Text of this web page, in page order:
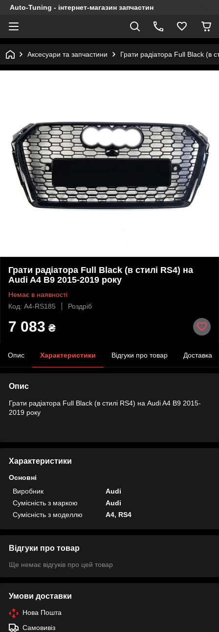
Auto-Tuning - інтернет-магазин запчастин
Аксесуари та запчастини Грати радіатора Full Black (в
Грати радіатора Full Black (в стилі RS4) на
Audi A4 B9 2015-2019 року
Немає в наявності
Код: A4-RS185
Роздріб
7 083 ₴
Опис Характеристики Відгуки про товар Доставка
Опис
Грати радіатора Full Black (в стилі RS4) на Audi A4 B9 2015-
2019 року
Характеристики
Основні
Виробник
Audi
Сумісність з маркою
Audi
Сумісність з моделлю
A4, RS4
Відгуки про товар
Ще немає відгуків про цей товар
Умови доставки
Нова Пошта
Самовивіз